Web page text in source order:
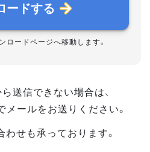
ードする
ロードページへ移動します。
送信できない場合は、
メールをお送りください。
せも承っております。